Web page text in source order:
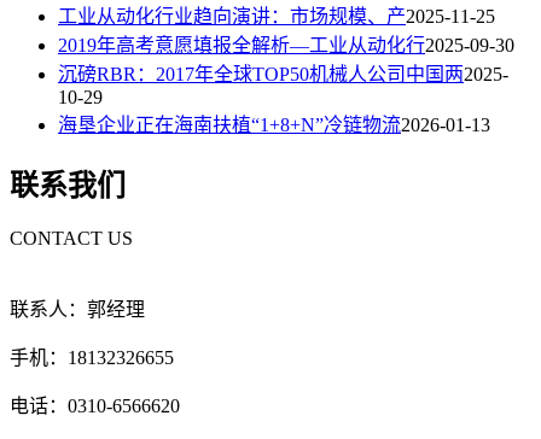
工业从动化行业趋向演讲：市场规模、产2025-11-25
2019年高考意愿填报全解析—工业从动化行2025-09-30
沉磅RBR：2017年全球TOP50机械人公司中国两2025-
10-29
海垦企业正在海南扶植“1+8+N”冷链物流2026-01-13
联系我们
CONTACT US
联系人：郭经理
手机：18132326655
电话：0310-6566620